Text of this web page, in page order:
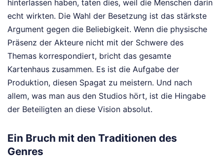
hinterlassen haben, taten dies, weil die Menschen darin
echt wirkten. Die Wahl der Besetzung ist das stärkste
Argument gegen die Beliebigkeit. Wenn die physische
Präsenz der Akteure nicht mit der Schwere des
Themas korrespondiert, bricht das gesamte
Kartenhaus zusammen. Es ist die Aufgabe der
Produktion, diesen Spagat zu meistern. Und nach
allem, was man aus den Studios hört, ist die Hingabe
der Beteiligten an diese Vision absolut.
Ein Bruch mit den Traditionen des
Genres